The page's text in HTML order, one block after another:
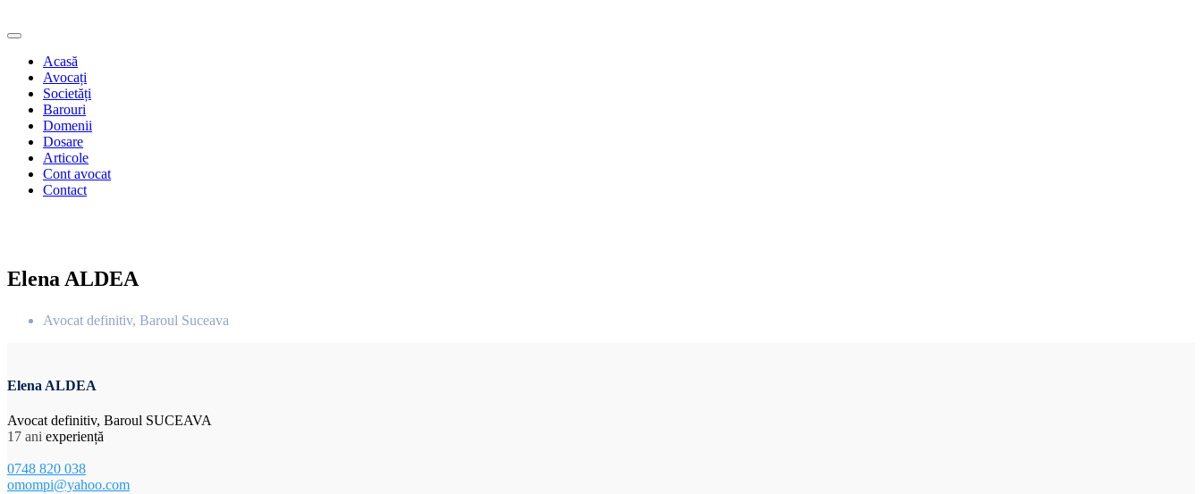
Acasă
Avocați
Societăți
Barouri
Domenii
Dosare
Articole
Cont avocat
Contact
Elena ALDEA
Avocat definitiv, Baroul Suceava
Elena ALDEA
Avocat definitiv, Baroul SUCEAVA
17 ani experiență
0748 820 038
omompi@yahoo.com